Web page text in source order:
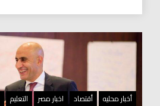
أخبار محليه أقتصاد اخبار مصر التعليم